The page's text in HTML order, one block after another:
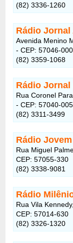
(82) 3336-1260
Rádio Jornal
Avenida Menino
- CEP: 57046-000
(82) 3359-1068
Rádio Jornal
Rua Coronel
- CEP: 57040-005
(82) 3311-3499
Rádio
Rua Miguel
CEP: 57055-330
(82) 3338-9081
Rádio
Rua Vila
CEP: 57014-630
(82) 3326-1320